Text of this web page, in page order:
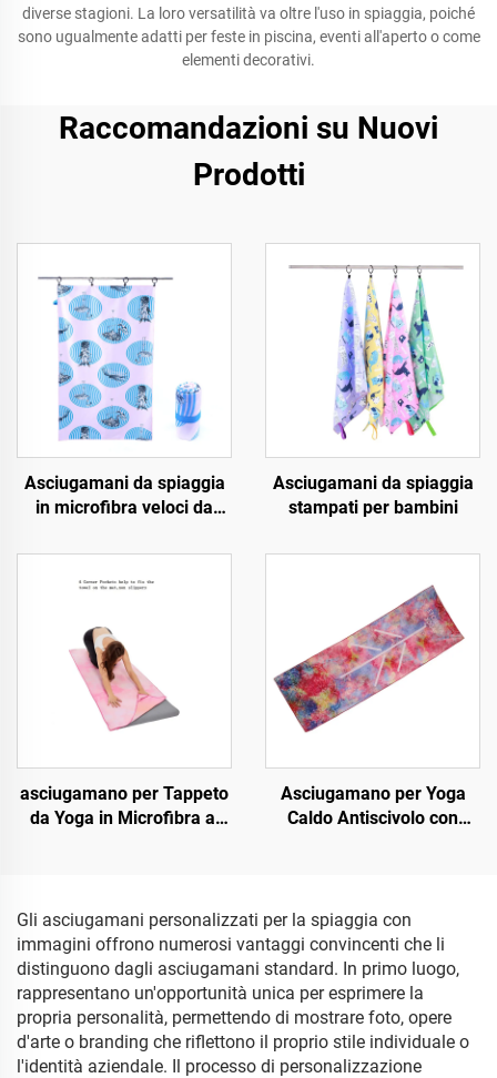
diverse stagioni. La loro versatilità va oltre l'uso in spiaggia, poiché
sono ugualmente adatti per feste in piscina, eventi all'aperto o come
elementi decorativi.
Raccomandazioni su Nuovi
Prodotti
Asciugamani da spiaggia
in microfibra veloci da
Asciugamani da spiaggia
stampati per bambini
asciugamano per Tappeto
da Yoga in Microfibra al
Asciugamano per Yoga
Caldo Antiscivolo con
Gli asciugamani personalizzati per la spiaggia con
immagini offrono numerosi vantaggi convincenti che li
distinguono dagli asciugamani standard. In primo luogo,
rappresentano un'opportunità unica per esprimere la
propria personalità, permettendo di mostrare foto, opere
d'arte o branding che riflettono il proprio stile individuale o
l'identità aziendale. Il processo di personalizzazione